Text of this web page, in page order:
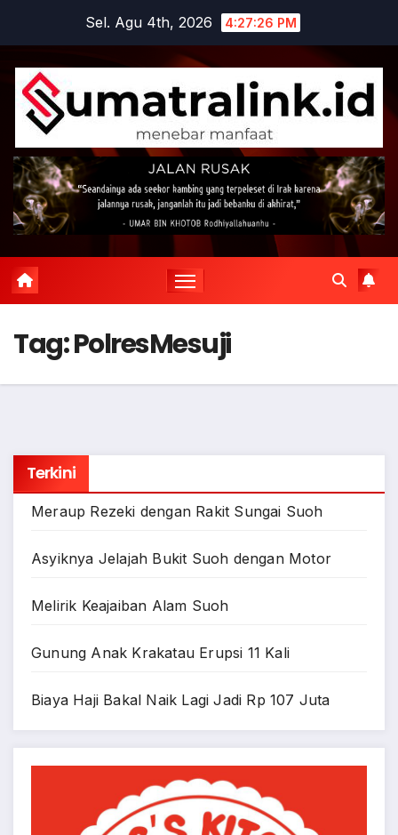
content
Sel. Agu 4th, 2026 4:27:27 PM
Tag:PolresMesuji
Terkini
Meraup Rezeki dengan Rakit Sungai Suoh
Asyiknya Jelajah Bukit Suoh dengan Motor
Melirik Keajaiban Alam Suoh
Gunung Anak Krakatau Erupsi 11 Kali
Biaya Haji Bakal Naik Lagi Jadi Rp 107 Juta